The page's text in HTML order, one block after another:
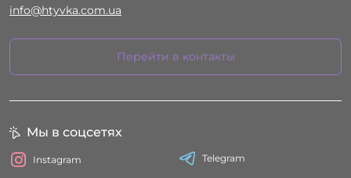
info@htyvka.com.ua
Перейти в контакты
Мы в соцсетях
Instagram Telegram